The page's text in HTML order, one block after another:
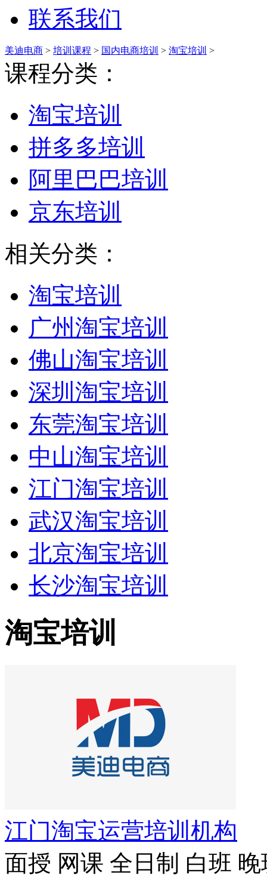
联系我们
美迪电商 > 培训课程 > 国内电商培训 > 淘宝培训 >
课程分类：
淘宝培训
拼多多培训
阿里巴巴培训
京东培训
相关分类：
淘宝培训
广州淘宝培训
佛山淘宝培训
深圳淘宝培训
东莞淘宝培训
中山淘宝培训
江门淘宝培训
武汉淘宝培训
北京淘宝培训
长沙淘宝培训
淘宝培训
江门淘宝运营培训机构
面授 网课 全日制 白班 晚